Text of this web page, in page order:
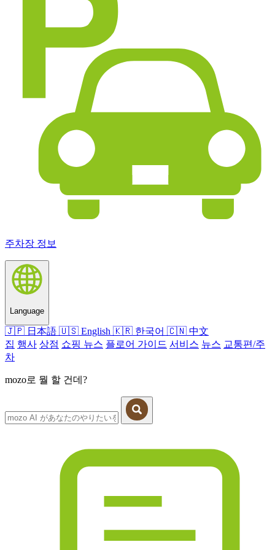
주차장 정보
Language
🇯🇵 日本語 🇺🇸 English 🇰🇷 한국어 🇨🇳 中文
집 행사 상점 쇼핑 뉴스 플로어 가이드 서비스 뉴스 교통편/주
차
mozo로 뭘 할 건데?